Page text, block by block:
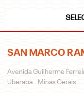
SAN MARCO
Avenida Guilherme
Uberaba - Minas Gerais